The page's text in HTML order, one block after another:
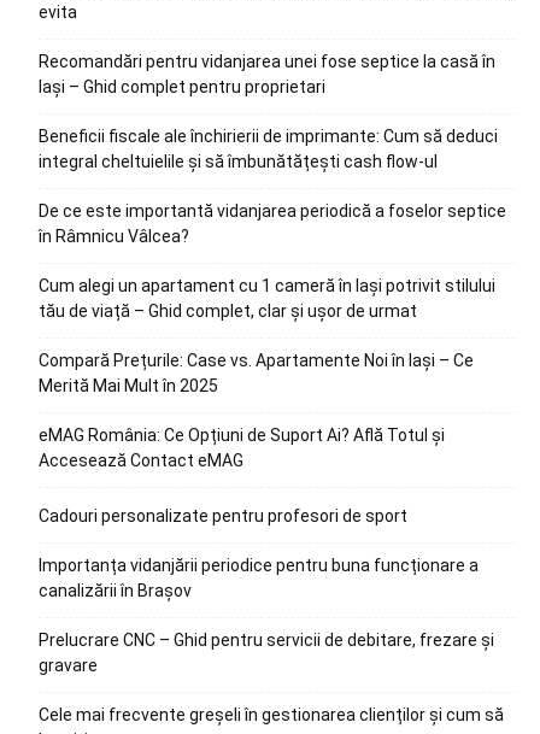
evita
Recomandări pentru vidanjarea unei fose septice la casă în
Iași – Ghid complet pentru proprietari
Beneficii fiscale ale închirierii de imprimante: Cum să deduci
integral cheltuielile și să îmbunătățești cash flow-ul
De ce este importantă vidanjarea periodică a foselor septice
în Râmnicu Vâlcea?
Cum alegi un apartament cu 1 cameră în Iași potrivit stilului
tău de viață – Ghid complet, clar și ușor de urmat
Compară Prețurile: Case vs. Apartamente Noi în Iași – Ce
Merită Mai Mult în 2025
eMAG România: Ce Opțiuni de Suport Ai? Află Totul și
Accesează Contact eMAG
Cadouri personalizate pentru profesori de sport
Importanța vidanjării periodice pentru buna funcționare a
canalizării în Brașov
Prelucrare CNC – Ghid pentru servicii de debitare, frezare și
gravare
Cele mai frecvente greșeli în gestionarea clienților și cum să